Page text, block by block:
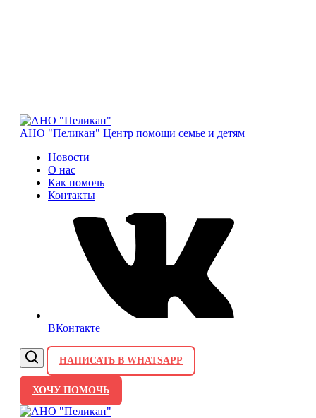
АНО "Пеликан" Центр помощи семье и детям
Новости
О нас
Как помочь
Контакты
ВКонтакте
НАПИСАТЬ В WHATSAPP
ХОЧУ ПОМОЧЬ